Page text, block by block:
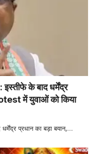
के बाद धर्मेंद्र
में युवाओं को किया
प्रधान का बड़ा बयान,…